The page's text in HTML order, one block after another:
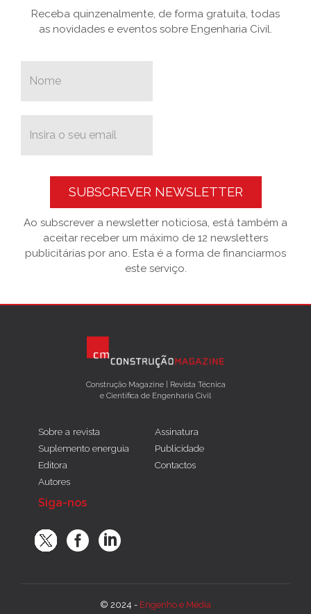
Receba quinzenalmente, de forma gratuita, todas
as novidades e eventos sobre Engenharia Civil.
SUBSCREVER NEWSLETTER
Ao subscrever a newsletter noticiosa, está também a
aceitar receber um máximo de 12 newsletters
publicitárias por ano. Esta é a forma de financiarmos
este serviço.
Construção Magazine | Revista Técnica
e Científica de Engenharia Civil
Sobre a revista
Suplemento energuia
Editora
Autores
Assinatura
Publicidade
Contactos
Siga-nos
© 2024 - Engenho e Média